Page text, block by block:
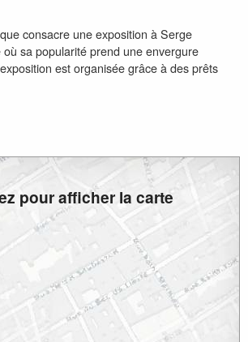
consacre une exposition à Serge
sa popularité prend une envergure
est organisée grâce à des prêts
pour afficher la carte